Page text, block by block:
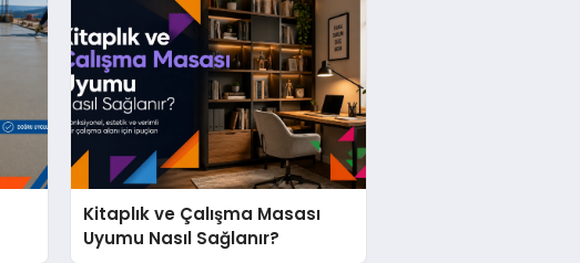
Kitaplık ve Çalışma Masası
Uyumu Nasıl Sağlanır?